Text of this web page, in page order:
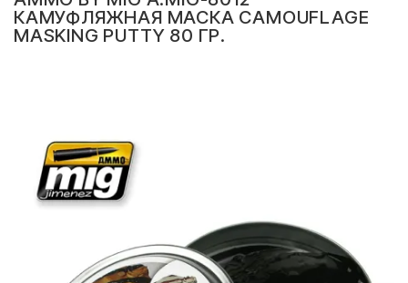
КАМУФЛЯЖНАЯ МАСКА CAMOUFLAGE
MASKING PUTTY 80 ГР.